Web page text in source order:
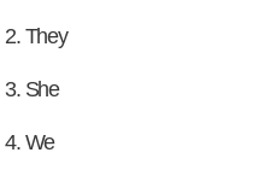
They
She
We